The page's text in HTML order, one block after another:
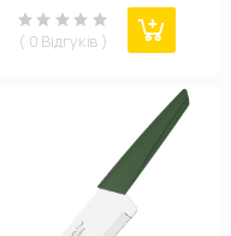
( 0 Відгуків )